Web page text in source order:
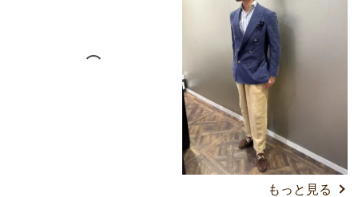
もっと見る